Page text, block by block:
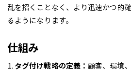
乱を招くことなく、より迅速かつ的
るようになります。
仕組み
タグ付け戦略の定義： 顧客、環境